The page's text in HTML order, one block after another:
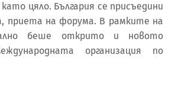
цяло. България се присъедини
приета на форума. В рамките на
беше открито и новото
организация по